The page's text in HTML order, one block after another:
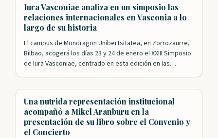
llegar a…
Iura Vasconiae analiza en un simposio las
relaciones internacionales en Vasconia a lo
largo de su historia
El campus de Mondragon Unibertsitatea, en Zorrozaurre,
Bilbao, acogerá los días 23 y 24 de enero el XXIII Simposio
de Iura Vasconiae, centrado en esta edición en las
principales expertos en una…
Una nutrida representación institucional
acompañó a Mikel Aranburu en la
presentación de su libro sobre el Convenio y
el Concierto